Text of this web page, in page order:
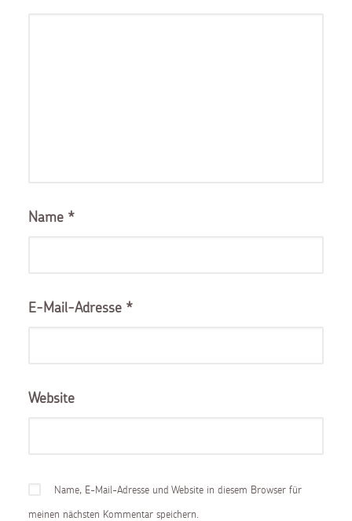
Name *
E-Mail-Adresse *
Website
Name, E-Mail-Adresse und Website in diesem Browser für
meinen nächsten Kommentar speichern.